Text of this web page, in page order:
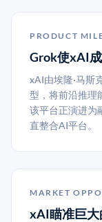
PRODUCT
Grok使xAI
xAI由埃隆·马斯
型，将前沿推理
该平台正演进为
直整合AI平台。
MARKET
xAI瞄准巨